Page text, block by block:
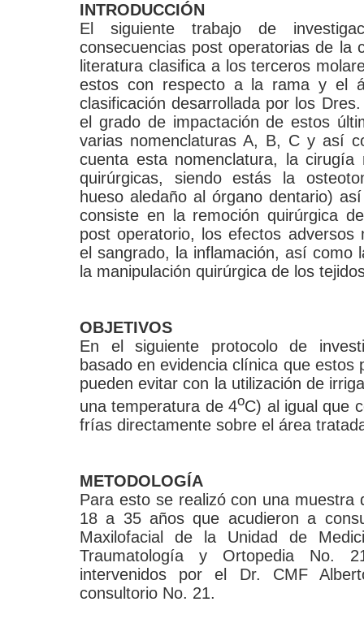
INTRODUCCIÓN
El siguiente trabajo de
consecuencias post operatorias de la
literatura clasifica a los terceros
estos con respecto a la rama y el
clasificación desarrollada por los
el grado de impactación de estos
varias nomenclaturas A, B, C y así
cuenta esta nomenclatura, la cirugía
quirúrgicas, siendo estás la
hueso aledaño al órgano dentario)
consiste en la remoción quirúrgica
post operatorio, los efectos
el sangrado, la inflamación, así como
la manipulación quirúrgica de los
OBJETIVOS
En el siguiente protocolo de
basado en evidencia clínica que
pueden evitar con la utilización de
una temperatura de 4oC) al igual que
frías directamente sobre el área
METODOLOGÍA
Para esto se realizó con una muestra
18 a 35 años que acudieron a
Maxilofacial de la Unidad de
Traumatología y Ortopedia No.
intervenidos por el Dr. CMF
consultorio No. 21.